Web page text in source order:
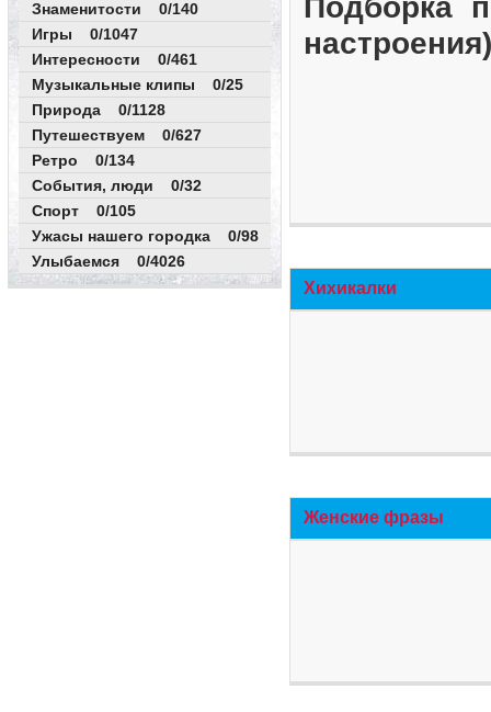
Знаменитости 0/140
Игры 0/1047
Интересности 0/461
Музыкальные клипы 0/25
Природа 0/1128
Путешествуем 0/627
Ретро 0/134
События, люди 0/32
Спорт 0/105
Ужасы нашего городка 0/98
Улыбаемся 0/4026
Хихикалки
Женские фразы